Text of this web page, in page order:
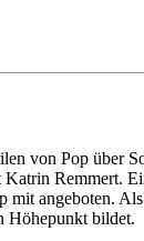
von Pop über
Katrin Remmert.
angeboten. Als
Höhepunkt bildet.